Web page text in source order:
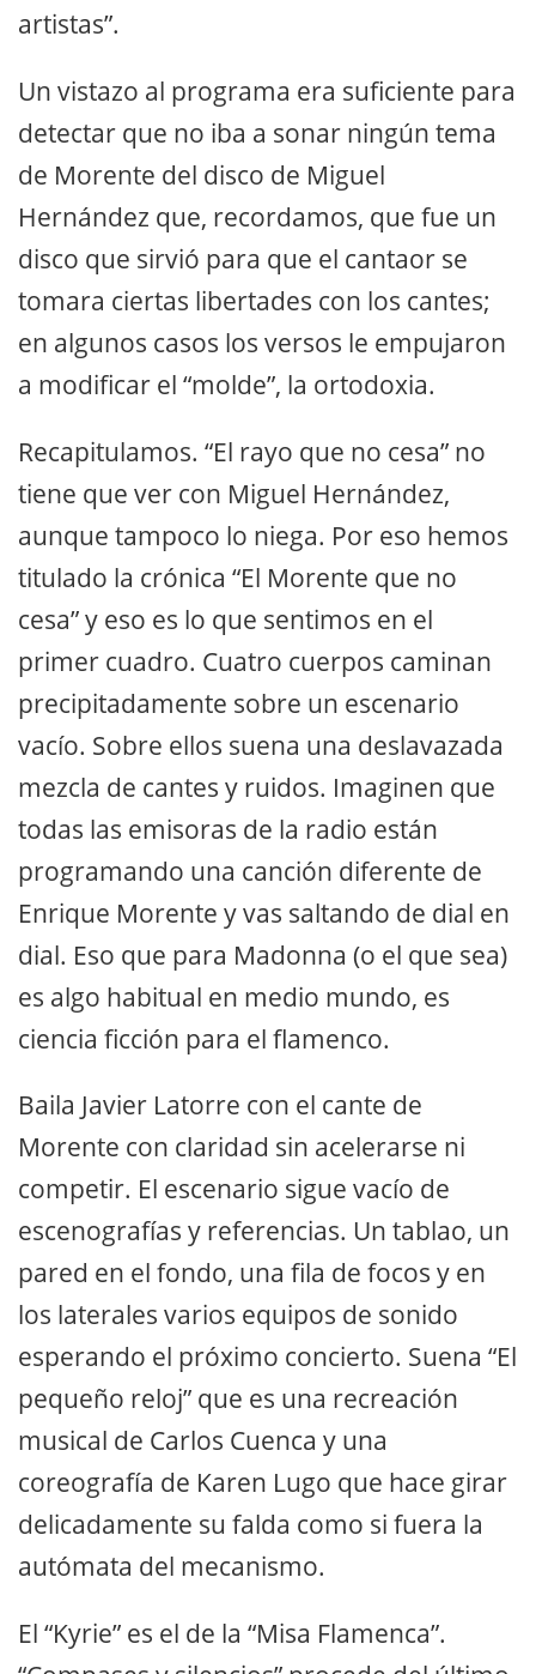
artistas”.
Un vistazo al programa era suficiente para
detectar que no iba a sonar ningún tema
de Morente del disco de Miguel
Hernández que, recordamos, que fue un
disco que sirvió para que el cantaor se
tomara ciertas libertades con los cantes;
en algunos casos los versos le empujaron
a modificar el “molde”, la ortodoxia.
Recapitulamos. “El rayo que no cesa” no
tiene que ver con Miguel Hernández,
aunque tampoco lo niega. Por eso hemos
titulado la crónica “El Morente que no
cesa” y eso es lo que sentimos en el
primer cuadro. Cuatro cuerpos caminan
precipitadamente sobre un escenario
vacío. Sobre ellos suena una deslavazada
mezcla de cantes y ruidos. Imaginen que
todas las emisoras de la radio están
programando una canción diferente de
Enrique Morente y vas saltando de dial en
dial. Eso que para Madonna (o el que sea)
es algo habitual en medio mundo, es
ciencia ficción para el flamenco.
Baila Javier Latorre con el cante de
Morente con claridad sin acelerarse ni
competir. El escenario sigue vacío de
escenografías y referencias. Un tablao, un
pared en el fondo, una fila de focos y en
los laterales varios equipos de sonido
esperando el próximo concierto. Suena “El
pequeño reloj” que es una recreación
musical de Carlos Cuenca y una
coreografía de Karen Lugo que hace girar
delicadamente su falda como si fuera la
autómata del mecanismo.
El “Kyrie” es el de la “Misa Flamenca”.